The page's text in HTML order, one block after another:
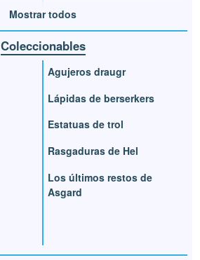
Mostrar todos
Coleccionables
Agujeros draugr
Lápidas de berserkers
Estatuas de trol
Rasgaduras de Hel
Los últimos restos de
Asgard